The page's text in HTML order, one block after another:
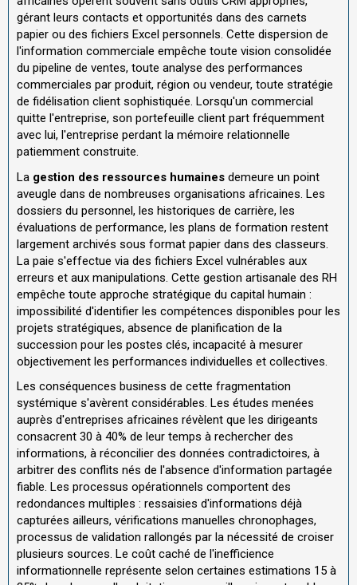
gérant leurs contacts et opportunités dans des carnets
papier ou des fichiers Excel personnels. Cette dispersion de
l'information commerciale empêche toute vision consolidée
du pipeline de ventes, toute analyse des performances
commerciales par produit, région ou vendeur, toute stratégie
de fidélisation client sophistiquée. Lorsqu'un commercial
quitte l'entreprise, son portefeuille client part fréquemment
avec lui, l'entreprise perdant la mémoire relationnelle
patiemment construite.
La gestion des ressources humaines demeure un point
aveugle dans de nombreuses organisations africaines. Les
dossiers du personnel, les historiques de carrière, les
évaluations de performance, les plans de formation restent
largement archivés sous format papier dans des classeurs.
La paie s'effectue via des fichiers Excel vulnérables aux
erreurs et aux manipulations. Cette gestion artisanale des RH
empêche toute approche stratégique du capital humain :
impossibilité d'identifier les compétences disponibles pour les
projets stratégiques, absence de planification de la
succession pour les postes clés, incapacité à mesurer
objectivement les performances individuelles et collectives.
Les conséquences business de cette fragmentation
systémique s'avèrent considérables. Les études menées
auprès d'entreprises africaines révèlent que les dirigeants
consacrent 30 à 40% de leur temps à rechercher des
informations, à réconcilier des données contradictoires, à
arbitrer des conflits nés de l'absence d'information partagée
fiable. Les processus opérationnels comportent des
redondances multiples : ressaisies d'informations déjà
capturées ailleurs, vérifications manuelles chronophages,
processus de validation rallongés par la nécessité de croiser
plusieurs sources. Le coût caché de l'inefficience
informationnelle représente selon certaines estimations 15 à